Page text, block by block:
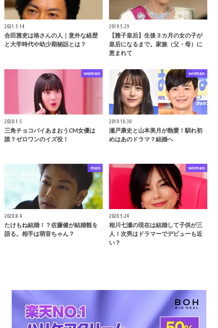
2021.5.14
合田雅吏は格さんの人｜意外な経歴
と大学時代や幼少期秘話とは？
2019.5.29
【雅子皇后】生後３カ月の女の子が
皇后になるまで。家族（父・母）に
恵まれて
women
2020.1.5
三角チョコパイあまおうCM女優は
誰？ゼロワンのイズ役！
women
2019.10.30
瀬戸康史と山本美月が熱愛！馴れ初
めはあのドラマ？結婚へ
men
2020.8.4
たけもね結婚！？佐藤健が結婚観を
語る。相手は萌音ちゃん？
women
2020.5.24
相川七瀬の現在は結婚して子供が三
人！次男はドラマーでデビューも近
い？